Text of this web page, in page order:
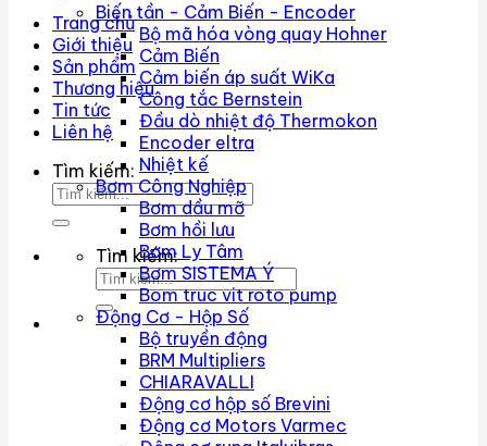
Trang chủ
Giới thiệu
Sản phẩm
Thương hiệu
Tin tức
Liên hệ
Tìm kiếm:
Tìm kiếm:
Biến tần - Cảm Biến - Encoder
Bộ mã hóa vòng quay Hohner
Cảm Biến
Cảm biến áp suất WiKa
Công tắc Bernstein
Đầu dò nhiệt độ Thermokon
Encoder eltra
Nhiệt kế
Bơm Công Nghiệp
Bơm dầu mỡ
Bơm hồi lưu
Bơm Ly Tâm
Bơm SISTEMA Ý
Bom truc vit roto pump
Động Cơ - Hộp Số
Bộ truyền động
BRM Multipliers
CHIARAVALLI
Động cơ hộp số Brevini
Động cơ Motors Varmec